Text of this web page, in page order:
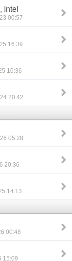
Intel
00:57
16:39
10:36
20:42
05:28
20:36
14:13
00:48
15:09